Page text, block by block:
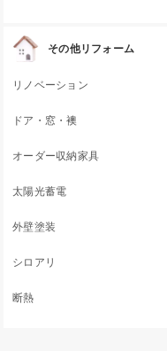
その他リフォーム
リノベーション
ドア・窓・襖
オーダー収納家具
太陽光蓄電
外壁塗装
シロアリ
断熱